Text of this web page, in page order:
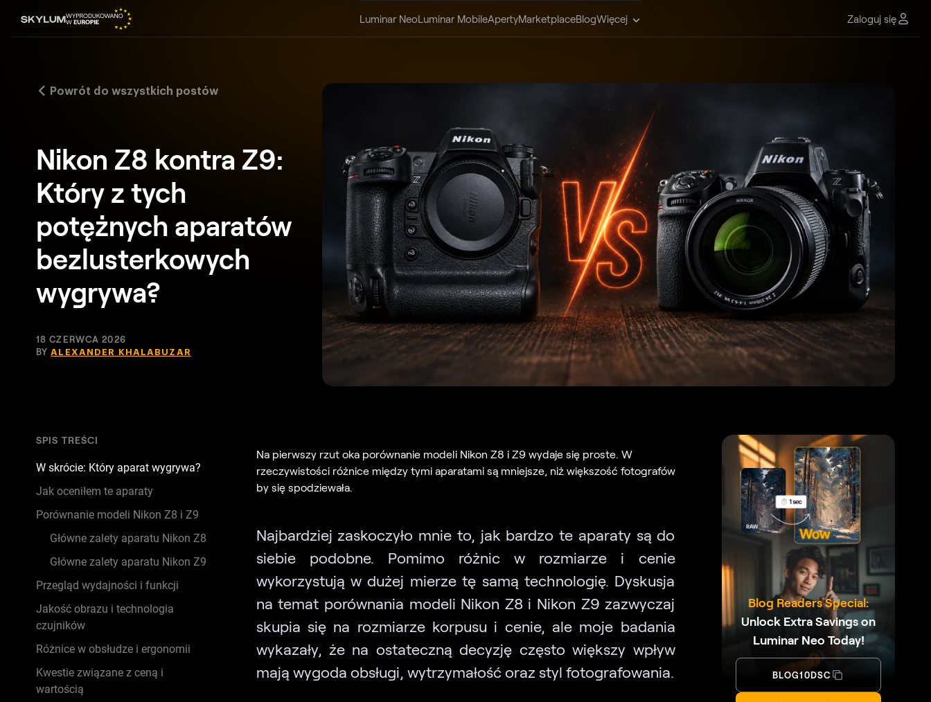
Luminar NeoLuminar MobileApertyMarketplaceBlogWięcej Zaloguj się
Powrót do wszystkich postów
Nikon Z8 kontra Z9:
Który z tych
potężnych aparatów
bezlusterkowych
wygrywa?
18 CZERWCA 2026
BYALEXANDER KHALABUZAR
SPIS TREŚCI
W skrócie: Który aparat wygrywa?
Jak oceniłem te aparaty
Porównanie modeli Nikon Z8 i Z9
Główne zalety aparatu Nikon Z8
Główne zalety aparatu Nikon Z9
Przegląd wydajności i funkcji
Jakość obrazu i technologia
czujników
Różnice w obsłudze i ergonomii
Kwestie związane z ceną i
wartością
Na pierwszy rzut oka porównanie modeli Nikon Z8 i Z9 wydaje się proste. W
rzeczywistości różnice między tymi aparatami są mniejsze, niż większość fotografów
by się spodziewała.
Najbardziej zaskoczyło mnie to, jak bardzo te aparaty są do
siebie podobne. Pomimo różnic w rozmiarze i cenie
wykorzystują w dużej mierze tę samą technologię. Dyskusja
na temat porównania modeli Nikon Z8 i Nikon Z9 zazwyczaj
skupia się na rozmiarze korpusu i cenie, ale moje badania
wykazały, że na ostateczną decyzję często większy wpływ
mają wygoda obsługi, wytrzymałość oraz styl fotografowania.
Blog Readers Special:
Unlock Extra Savings on
Luminar Neo Today!
BLOG10DSC